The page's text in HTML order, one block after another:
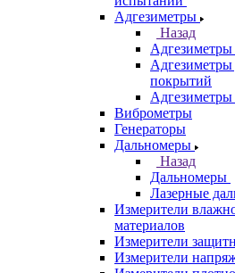
Адгезиметры
Назад
Адгезиметры
Адгезиметры
покрытий
Виброметры
Генераторы
Дальномеры
Назад
Дальномеры
Лазерные
Измерители
материалов
Измерители
Измерители